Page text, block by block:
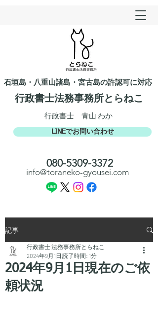
石垣島・八重山諸島・宮古島の許認可に対応
行政書士法務事務所とらねこ​​
​行政書士 青山 わか
LINEでお問い合わせ
​080-5309-3372​​
info@toraneko-gyousei.com
記事
2024年9月1日現在のご依
頼状況
行政書士 法務事務所とらねこ
2024年9月1日 読了時間: 1分